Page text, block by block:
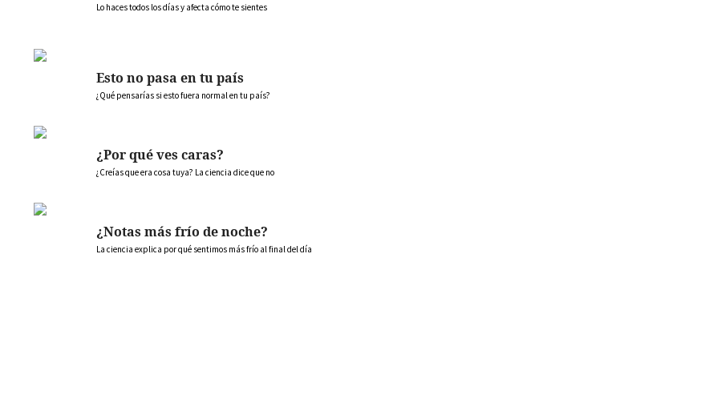
Lo haces todos los días y afecta cómo te sientes
Esto no pasa en tu país
¿Qué pensarías si esto fuera normal en tu país?
¿Por qué ves caras?
¿Creías que era cosa tuya? La ciencia dice que no
¿Notas más frío de noche?
La ciencia explica por qué sentimos más frío al final del día